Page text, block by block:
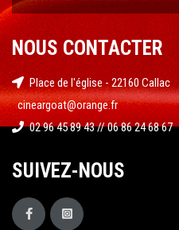
NOUS CONTACTER
Place de l'église - 22160 Callac
cineargoat@orange.fr
02 96 45 89 43 // 06 86 24 68 67
SUIVEZ-NOUS